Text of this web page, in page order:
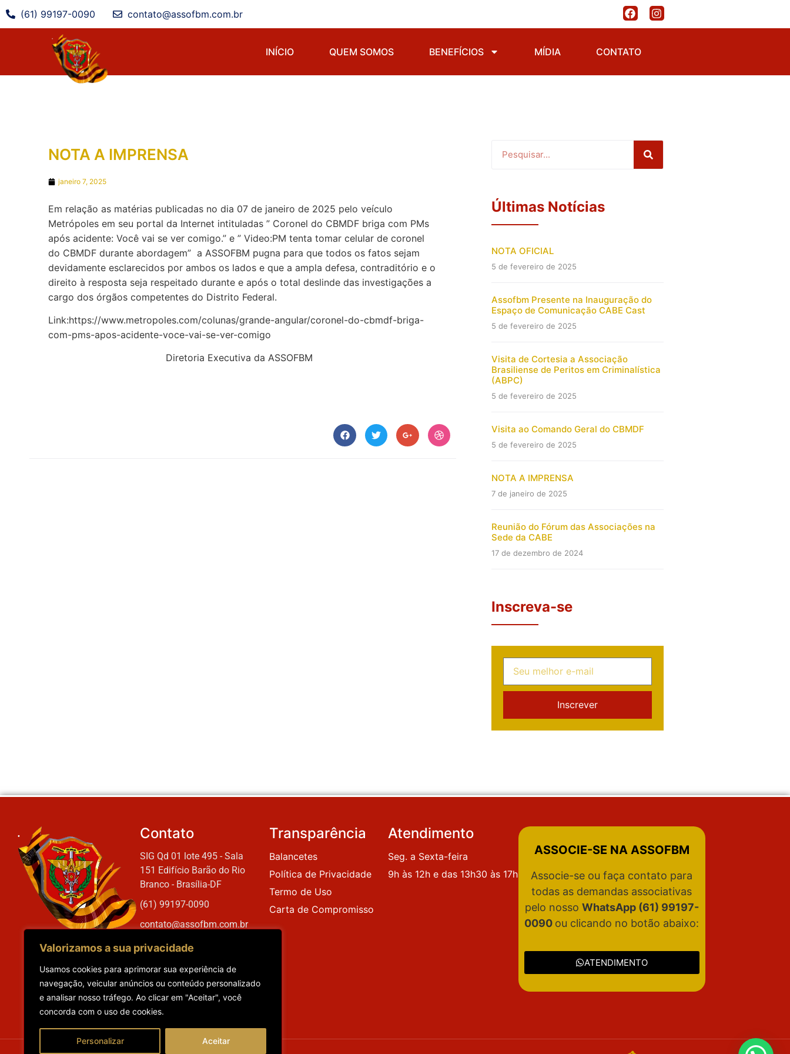
Valorizamos a sua privacidade
Usamos cookies para aprimorar sua experiência de
navegação, veicular anúncios ou conteúdo personalizado
e analisar nosso tráfego. Ao clicar em "Aceitar", você
concorda com o uso de cookies.
Personalizar Aceitar
(61) 99197-0090 contato@assofbm.com.br
INÍCIO QUEM SOMOS BENEFÍCIOS MÍDIA CONTATO
NOTA A IMPRENSA
janeiro 7, 2025
Em relação as matérias publicadas no dia 07 de janeiro de 2025 pelo veículo
Metrópoles em seu portal da Internet intituladas ” Coronel do CBMDF briga com PMs
após acidente: Você vai se ver comigo.” e ” Video:PM tenta tomar celular de coronel
do CBMDF durante abordagem” a ASSOFBM pugna para que todos os fatos sejam
devidamente esclarecidos por ambos os lados e que a ampla defesa, contraditório e o
direito à resposta seja respeitado durante e após o total deslinde das investigações a
cargo dos órgãos competentes do Distrito Federal.
Link:https://www.metropoles.com/colunas/grande-angular/coronel-do-cbmdf-briga-
com-pms-apos-acidente-voce-vai-se-ver-comigo
Diretoria Executiva da ASSOFBM
Últimas Notícias
NOTA OFICIAL
5 de fevereiro de 2025
Assofbm Presente na Inauguração do
Espaço de Comunicação CABE Cast
5 de fevereiro de 2025
Visita de Cortesia a Associação
Brasiliense de Peritos em Criminalística
(ABPC)
5 de fevereiro de 2025
Visita ao Comando Geral do CBMDF
5 de fevereiro de 2025
NOTA A IMPRENSA
7 de janeiro de 2025
Reunião do Fórum das Associações na
Sede da CABE
17 de dezembro de 2024
Inscreva-se
Inscrever
Contato
SIG Qd 01 lote 495 - Sala
151 Edifício Barão do Rio
Branco - Brasília-DF
(61) 99197-0090
contato@assofbm.com.br
Transparência
Balancetes
Política de Privacidade
Termo de Uso
Carta de Compromisso
Atendimento
Seg. a Sexta-feira
9h às 12h e das 13h30 às 17h
ASSOCIE-SE NA ASSOFBM
Associe-se ou faça contato para
todas as demandas associativas
pelo nosso WhatsApp (61) 99197-
0090 ou clicando no botão abaixo:
ATENDIMENTO